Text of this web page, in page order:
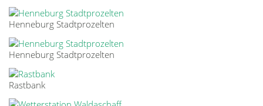
Henneburg Stadtprozelten
Henneburg Stadtprozelten
Rastbank